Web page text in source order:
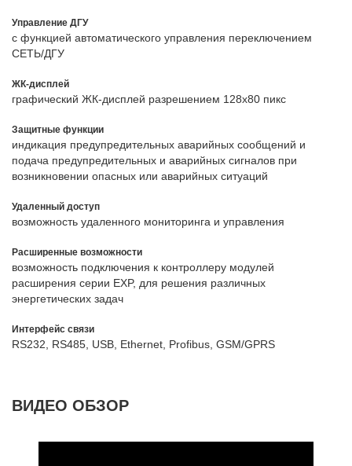
Управление ДГУ
с функцией автоматического управления переключением
СЕТЬ/ДГУ
ЖК-дисплей
графический ЖК-дисплей разрешением 128х80 пикс
Защитные функции
индикация предупредительных аварийных сообщений и
подача предупредительных и аварийных сигналов при
возникновении опасных или аварийных ситуаций
Удаленный доступ
возможность удаленного мониторинга и управления
Расширенные возможности
возможность подключения к контроллеру модулей
расширения серии EXP, для решения различных
энергетических задач
Интерфейс связи
RS232, RS485, USB, Ethernet, Profibus, GSM/GPRS
ВИДЕО ОБЗОР